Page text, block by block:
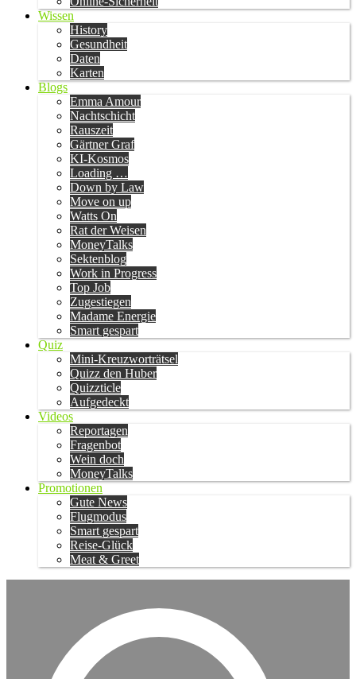
Wissen
History
Gesundheit
Daten
Karten
Blogs
Emma Amour
Nachtschicht
Rauszeit
Gärtner Graf
KI-Kosmos
Loading …
Down by Law
Move on up
Watts On
Rat der Weisen
MoneyTalks
Sektenblog
Work in Progress
Top Job
Zugestiegen
Madame Energie
Smart gespart
Quiz
Mini-Kreuzworträtsel
Quizz den Huber
Quizzticle
Aufgedeckt
Videos
Reportagen
Fragenbot
Wein doch
MoneyTalks
Promotionen
Gute News
Flugmodus
Smart gespart
Reise-Glück
Meat & Greet